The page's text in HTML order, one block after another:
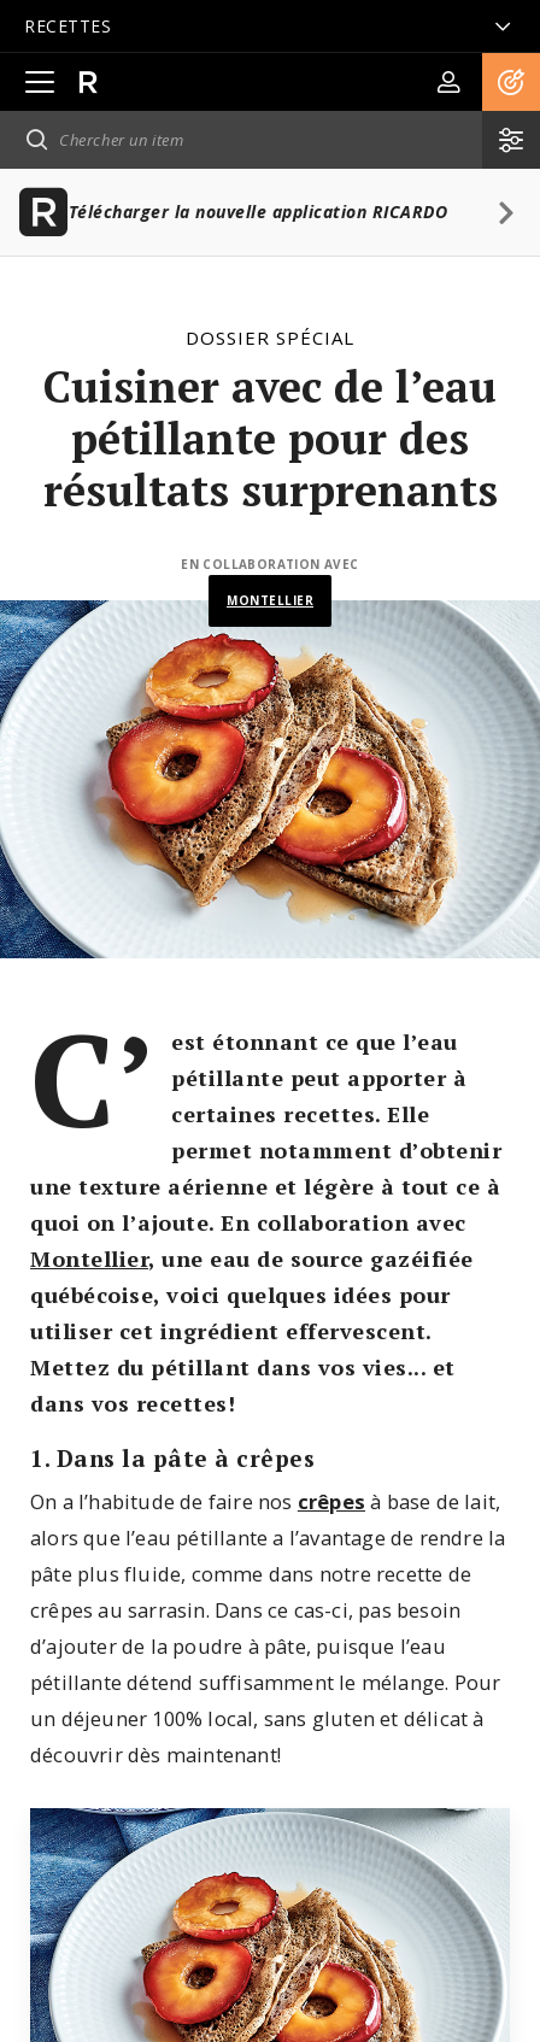
RECETTES
Ouvrir
la
navigation
principale
Télécharger la nouvelle application RICARDO
DOSSIER SPÉCIAL
Cuisiner avec de l’eau
pétillante pour des
résultats surprenants
EN COLLABORATION AVEC
MONTELLIER
C’
est étonnant ce que l’eau
pétillante peut apporter à
certaines recettes. Elle
permet notamment d’obtenir
une texture aérienne et légère à tout ce à
quoi on l’ajoute. En collaboration avec
Montellier, une eau de source gazéifiée
québécoise, voici quelques idées pour
utiliser cet ingrédient effervescent.
Mettez du pétillant dans vos vies... et
dans vos recettes!
1. Dans la pâte à crêpes
On a l’habitude de faire nos crêpes à base de lait,
alors que l’eau pétillante a l’avantage de rendre la
pâte plus fluide, comme dans notre recette de
crêpes au sarrasin. Dans ce cas-ci, pas besoin
d’ajouter de la poudre à pâte, puisque l’eau
pétillante détend suffisamment le mélange. Pour
un déjeuner 100% local, sans gluten et délicat à
découvrir dès maintenant!